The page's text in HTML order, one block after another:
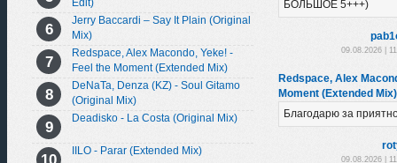
Edit)
Jerry Baccardi – Say It Plain (Original
Mix)
Redspace, Alex Macondo, Yeke! -
Feel the Moment (Extended Mix)
DeNaTa, Denza (KZ) - Soul Gitamo
(Original Mix)
Deadisko - La Costa (Original Mix)
IILO - Parar (Extended Mix)
БОЛЬШОЕ 5+++)
09.08.2026 |
Redspace, Alex
Moment (Extended Mix)
Благодарю за
09.08.2026 |